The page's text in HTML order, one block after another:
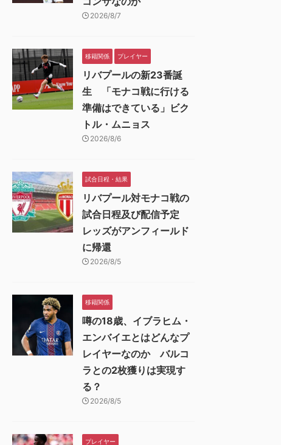
2026/8/7
移籍関係 プレイヤー
リバプールの新23番誕
生 「モナコ戦に行ける
準備はできている」ビク
トル・ムニョス
2026/8/6
試合日程・結果
リバプール対モナコ戦の
試合日程及び配信予定
レッズがアンフィールド
に帰還
2026/8/5
移籍関係
噂の18歳、イブラヒム・
エンバイエとはどんなプ
レイヤーなのか バルコ
ラとの2枚獲りは実現す
る？
2026/8/5
プレイヤー